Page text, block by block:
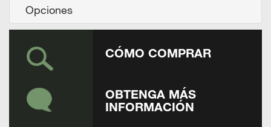
Opciones
CÓMO COMPRAR
OBTENGA MÁS
INFORMACIÓN